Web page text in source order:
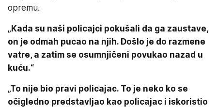
opremu.
„Kada su naši policajci pokušali da ga zaustave,
on je odmah pucao na njih. Došlo je do razmene
vatre, a zatim se osumnjičeni povukao nazad u
kuću.“
„To nije bio pravi policajac. To je neko ko se
očigledno predstavljao kao policajac i iskoristio